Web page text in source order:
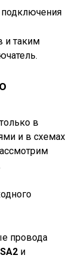
и таким
в
и в схемах
провода
SA2 и